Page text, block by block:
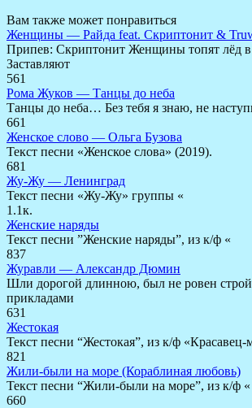
Вам также может понравиться
Женщины — Райда feat. Скриптонит &
Припев: Скриптонит Женщины топят лёд в
Заставляют
561
Рома Жуков — Танцы до неба
Танцы до неба… Без тебя я знаю, не
661
Женское слово — Ольга Бузова
Текст песни «Женское слова» (2019).
681
Жу-Жу — Ленинград
Текст песни «Жу-Жу» группы «
1.1к.
Женские наряды
Текст песни ”Женские наряды”, из к/ф «
837
Журавли — Александр Дюмин
Шли дорогой длинною, был не ровен
прикладами
631
Жестокая
Текст песни “Жестокая”, из к/ф
821
Жили-были на море (Кораблиная любовь)
Текст песни “Жили-были на море”, из к/ф «
660